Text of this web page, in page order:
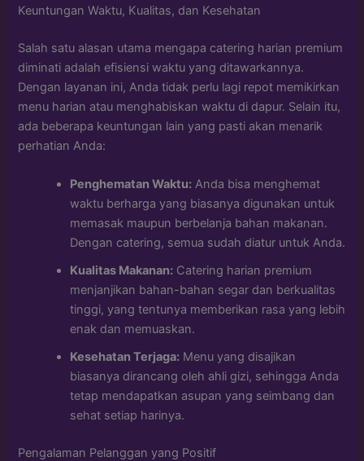
Keuntungan Waktu, Kualitas, dan Kesehatan
Salah satu alasan utama mengapa catering harian premium
diminati adalah efisiensi waktu yang ditawarkannya.
Dengan layanan ini, Anda tidak perlu lagi repot memikirkan
menu harian atau menghabiskan waktu di dapur. Selain itu,
ada beberapa keuntungan lain yang pasti akan menarik
perhatian Anda:
Penghematan Waktu: Anda bisa menghemat
waktu berharga yang biasanya digunakan untuk
memasak maupun berbelanja bahan makanan.
Dengan catering, semua sudah diatur untuk Anda.
Kualitas Makanan: Catering harian premium
menjanjikan bahan-bahan segar dan berkualitas
tinggi, yang tentunya memberikan rasa yang lebih
enak dan memuaskan.
Kesehatan Terjaga: Menu yang disajikan
biasanya dirancang oleh ahli gizi, sehingga Anda
tetap mendapatkan asupan yang seimbang dan
sehat setiap harinya.
Pengalaman Pelanggan yang Positif